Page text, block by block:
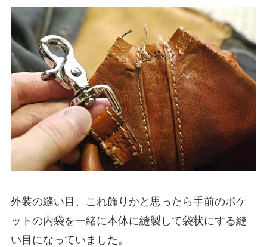
外装の縫い目、これ飾りかと思ったら手前のポケ
ットの内袋を一緒に本体に縫製して袋状にする縫
い目になっていました。